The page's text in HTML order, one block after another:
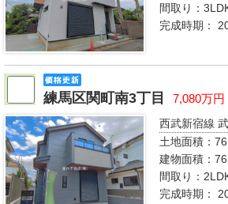
間取り：
完成時期：
練馬区関町南3丁目 7,080万円
西武新宿線
土地面積：
建物面積：
間取り：
完成時期：